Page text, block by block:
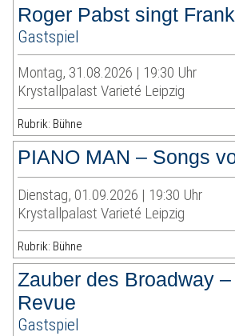
Roger Pabst singt
Gastspiel
Montag, 31.08.2026 | 19:30 Uhr
Krystallpalast Varieté Leipzig
Rubrik: Bühne
PIANO MAN – Songs
Dienstag, 01.09.2026 | 19:30 Uhr
Krystallpalast Varieté Leipzig
Rubrik: Bühne
Zauber des Broadway
Revue
Gastspiel